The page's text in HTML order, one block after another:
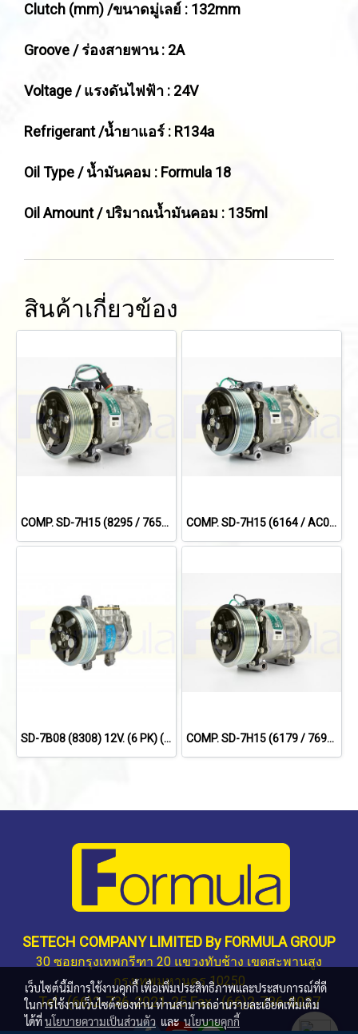
Clutch (mm) /ขนาดมู่เลย์ : 132mm
Groove / ร่องสายพาน : 2A
Voltage / แรงดันไฟฟ้า : 24V
Refrigerant /น้ำยาแอร์ : R134a
Oil Type / น้ำมันคอม : Formula 18
Oil Amount / ปริมาณน้ำมันคอม : 135ml
สินค้าเกี่ยวข้อง
COMP. SD-7H15 (8295 / 7655) (10PV) FOR SCANIA'09 24V. COMP. SD-7H15 (6164 / AC001H) SCANIA TRUCK (หน้าแปลนเอียง) (8PK) 24V.
SD-7B08 (8308) 12V. (6 PK) (134a) SANDEN. COMP. SD-7H15 (6179 / 7694) FOR SCANIA 114,124,144 '09 (8PK) 24V.
SETECH COMPANY LIMITED By FORMULA GROUP
30 ซอยกรุงเทพกรีฑา 20 แขวงทับช้าง เขตสะพานสูง
กรุงเทพมหานคร 10250
Tel : (66)2-736-2021-25 Fax : (66)2-736-0027
เว็บไซต์นี้มีการใช้งานคุกกี้ เพื่อเพิ่มประสิทธิภาพและประสบการณ์ที่ดี
ในการใช้งานเว็บไซต์ของท่าน ท่านสามารถอ่านรายละเอียดเพิ่มเติม
ได้ที่นโยบายความเป็นส่วนตัว และนโยบายคุกกี้